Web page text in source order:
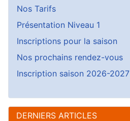
Nos Tarifs
Présentation Niveau 1
Inscriptions pour la saison
Nos prochains rendez-vous
Inscription saison 2026-2027
DERNIERS ARTICLES